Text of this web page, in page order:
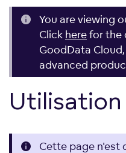
You are viewing
Click herefor the
GoodData
advanced
Cette page n'est